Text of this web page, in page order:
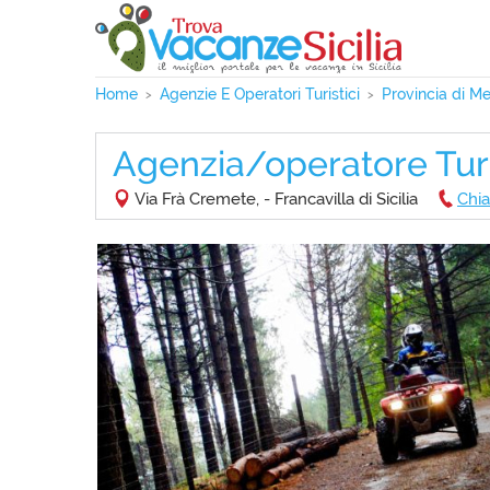
Home Agenzie E Operatori Turistici Provincia di
Agenzia/operatore
Via Frà Cremete, - Francavilla di Sicilia